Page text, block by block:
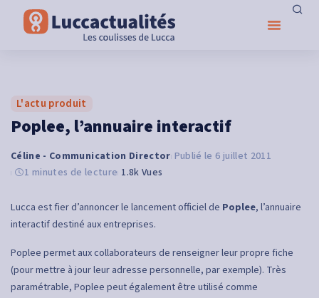
L'actu produit
Poplee, l’annuaire interactif
Céline - Communication Director
6 juillet 2011
1 minutes de lecture 1.8k Vues
Lucca est fier d’annoncer le lancement officiel de Poplee, l’annuaire
interactif destiné aux entreprises.
Poplee permet aux collaborateurs de renseigner leur propre fiche
(pour mettre à jour leur adresse personnelle, par exemple). Très
paramétrable, Poplee peut également être utilisé comme